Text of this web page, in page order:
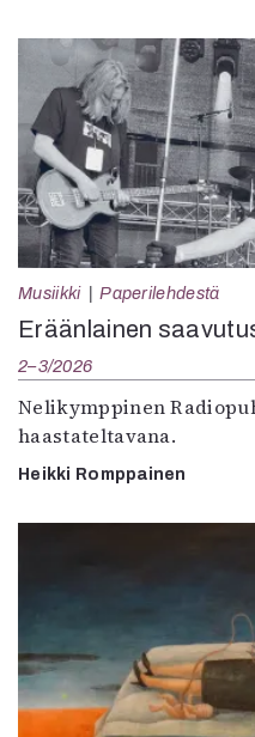
Musiikki Paperilehdestä
Eräänlainen
2–3/2026
Nelikymppinen
haastateltavana.
Heikki Romppainen